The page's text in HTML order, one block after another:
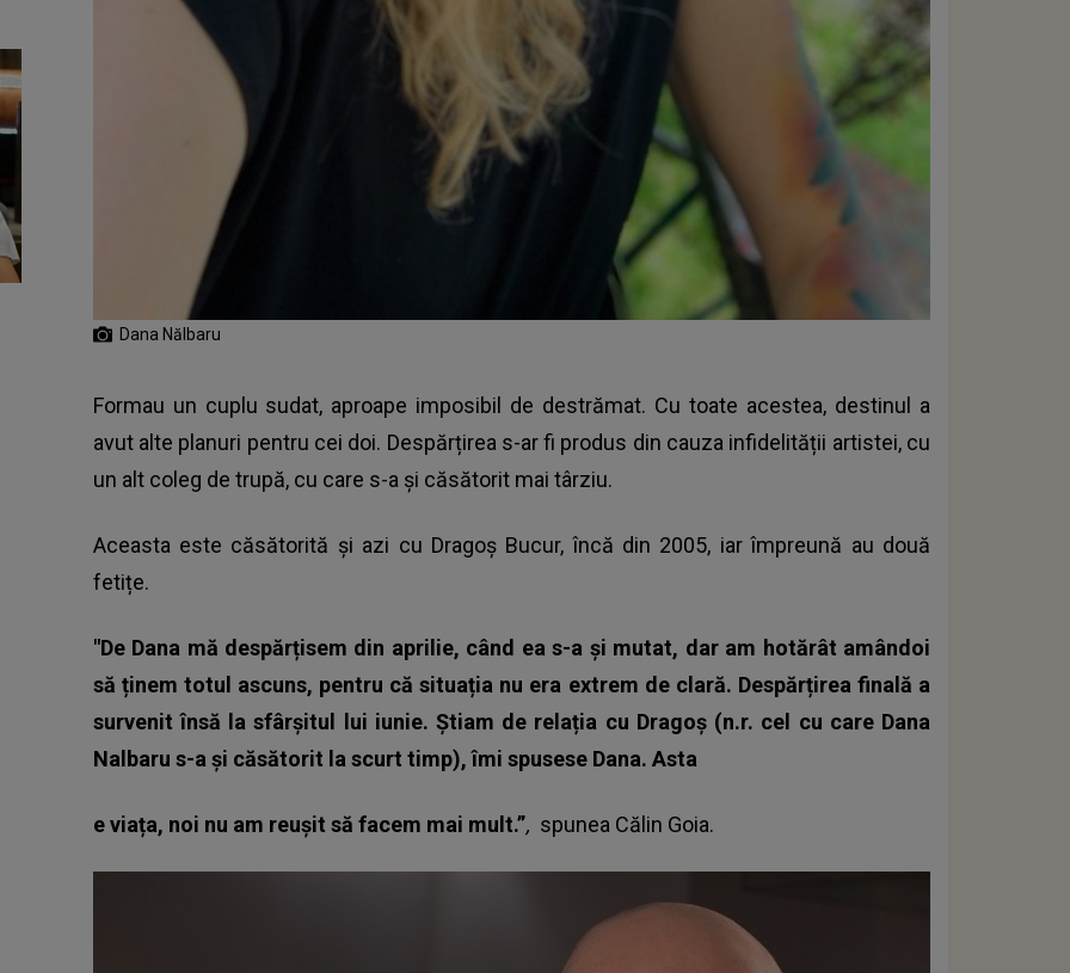
Dana Nălbaru
Formau un cuplu sudat, aproape imposibil de destrămat. Cu toate acestea, destinul a
avut alte planuri pentru cei doi. Despărțirea s-ar fi produs din cauza infidelității artistei, cu
un alt coleg de trupă, cu care s-a și căsătorit mai târziu.
Aceasta este căsătorită și azi cu Dragoș Bucur, încă din 2005, iar împreună au două
fetițe.
"De Dana mă despărțisem din aprilie, când ea s-a și mutat, dar am hotărât amândoi
să ținem totul ascuns, pentru că situația nu era extrem de clară. Despărțirea finală a
survenit însă la sfârșitul lui iunie. Știam de relația cu Dragoș (n.r. cel cu care Dana
Nalbaru s-a și căsătorit la scurt timp), îmi spusese Dana. Asta
e viața, noi nu am reușit să facem mai mult.”, spunea Călin Goia.